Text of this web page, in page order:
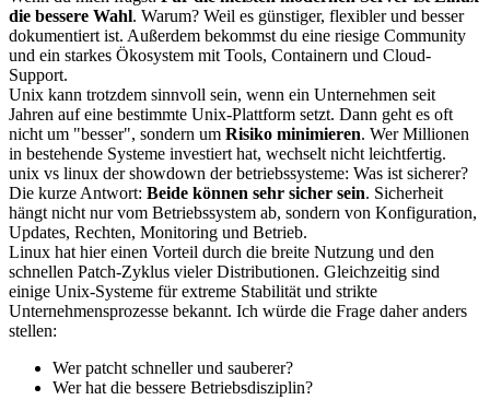
die bessere Wahl. Warum? Weil es günstiger, flexibler und besser
dokumentiert ist. Außerdem bekommst du eine riesige Community
und ein starkes Ökosystem mit Tools, Containern und Cloud-
Support.
Unix kann trotzdem sinnvoll sein, wenn ein Unternehmen seit
Jahren auf eine bestimmte Unix-Plattform setzt. Dann geht es oft
nicht um "besser", sondern um Risiko minimieren. Wer Millionen
in bestehende Systeme investiert hat, wechselt nicht leichtfertig.
unix vs linux der showdown der betriebssysteme: Was ist sicherer?
Die kurze Antwort: Beide können sehr sicher sein. Sicherheit
hängt nicht nur vom Betriebssystem ab, sondern von Konfiguration,
Updates, Rechten, Monitoring und Betrieb.
Linux hat hier einen Vorteil durch die breite Nutzung und den
schnellen Patch-Zyklus vieler Distributionen. Gleichzeitig sind
einige Unix-Systeme für extreme Stabilität und strikte
Unternehmensprozesse bekannt. Ich würde die Frage daher anders
stellen:
Wer patcht schneller und sauberer?
Wer hat die bessere Betriebsdisziplin?